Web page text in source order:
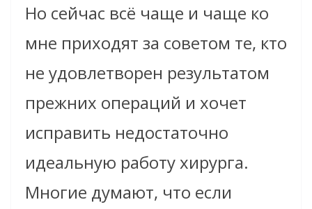
Но сейчас всё чаще и чаще ко
мне приходят за советом те, кто
не удовлетворен результатом
прежних операций и хочет
исправить недостаточно
идеальную работу хирурга.
Многие думают, что если